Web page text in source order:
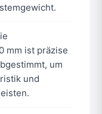
mm ist präzise
um
und